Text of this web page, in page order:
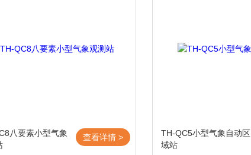
八要素小型气象
查看详情 >
TH-QC5小型气象自动区
域站